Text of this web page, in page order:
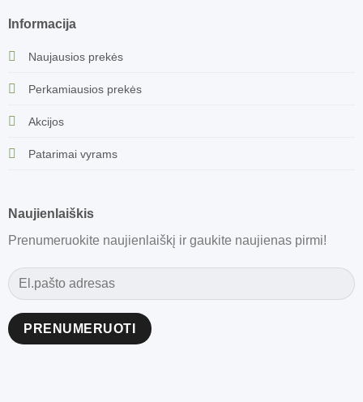
Informacija
Naujausios prekės
Perkamiausios prekės
Akcijos
Patarimai vyrams
Naujienlaiškis
Prenumeruokite naujienlaiškį ir gaukite naujienas pirmi!